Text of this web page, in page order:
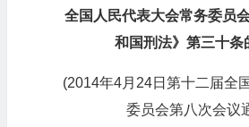
全国人民代表大会常务委员
和国刑法》第三十条
(2014年4月24日第十二届全
委员会第八次会议